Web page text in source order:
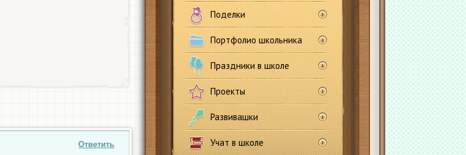
Поделки
Портфолио школьника
Праздники в школе
Проекты
Развивашки
Учат в школе
Ответить